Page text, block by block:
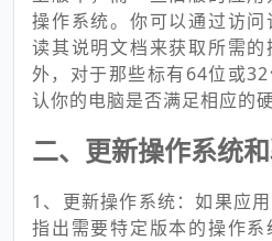
操作系统。你可以通过访
读其说明文档来获取所需
外，对于那些标有64位或
认你的电脑是否满足相应的
二、更新操作系统
1、更新操作系统：如果应
指出需要特定版本的操作